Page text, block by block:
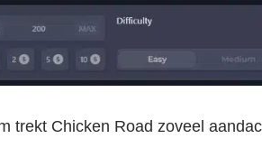
trekt Chicken Road zoveel